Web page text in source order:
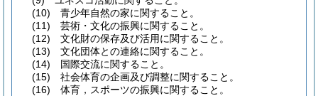
(10)
青少年自然の家に関すること。
(11)
芸術・文化の振興に関すること。
(12)
文化財の保存及び活用に関すること。
(13)
文化団体との連絡に関すること。
(14)
国際交流に関すること。
(15)
社会体育の企画及び調整に関すること。
(16)
体育，スポーツの振興に関すること。